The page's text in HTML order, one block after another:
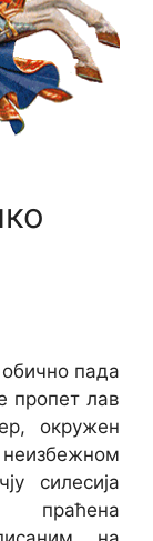
пада
пропет лав
окружен
силесија
праћена